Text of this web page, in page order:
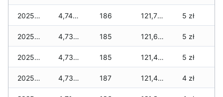
2025-11-26 4,748 zł 186 121,755 zł 5 zł
2025-11-25 4,734 zł 185 121,683 zł 5 zł
2025-11-24 4,734 zł 185 121,489 zł 5 zł
2025-11-23 4,734 zł 187 121,427 zł 4 zł